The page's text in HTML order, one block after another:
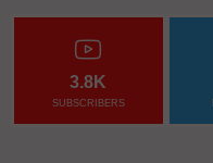
3.8K
SUBSCRIBERS